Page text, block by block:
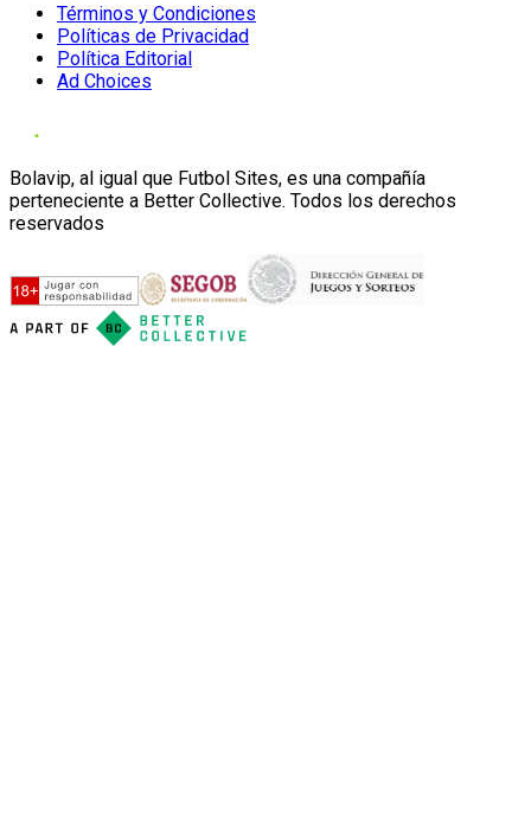
Términos y Condiciones
Políticas de Privacidad
Política Editorial
Ad Choices
Bolavip, al igual que Futbol Sites, es una compañía
perteneciente a Better Collective. Todos los derechos
reservados